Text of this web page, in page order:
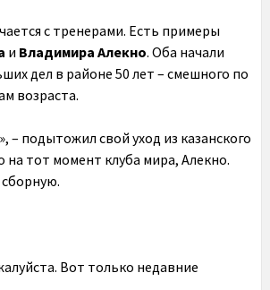
с тренерами. Есть примеры
и Владимира Алекно. Оба начали
дел в районе 50 лет – смешного по
возраста.
– подытожил свой уход из казанского
на тот момент клуба мира, Алекно.
Вот только недавние